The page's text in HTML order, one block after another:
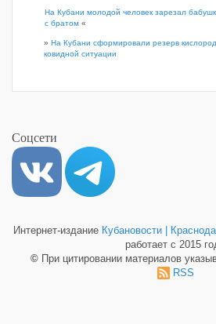
На Кубани молодой человек зарезал
с братом «
» На Кубани сформировали резерв
ковидной ситуации
Соцсети
Интернет-издание Кубановости |
работает с 2015
© При цитировании материалов
RSS